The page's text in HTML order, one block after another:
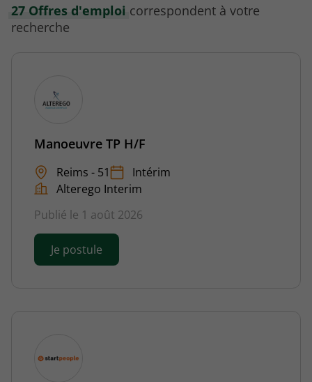
27 Offres d'emploi correspondent à votre
recherche
Manoeuvre TP H/F
Reims - 51
Intérim
Alterego Interim
Publié le 1 août 2026
Je postule